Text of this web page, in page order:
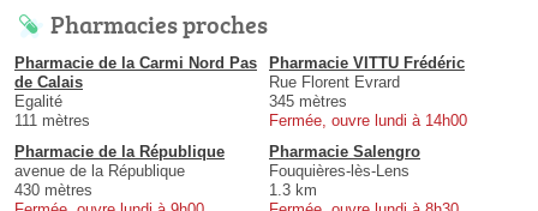
Pharmacies proches
Pharmacie de la Carmi Nord Pas
de Calais
Egalité
111 mètres
Pharmacie VITTU Frédéric
Rue Florent Evrard
345 mètres
Fermée, ouvre lundi à 14h00
Pharmacie de la République
avenue de la République
430 mètres
Pharmacie Salengro
Fouquières-lès-Lens
1.3 km